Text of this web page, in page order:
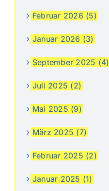
Februar 2026 (5)
Januar 2026 (3)
September 2025 (4)
Juli 2025 (2)
Mai 2025 (9)
März 2025 (7)
Februar 2025 (2)
Januar 2025 (1)